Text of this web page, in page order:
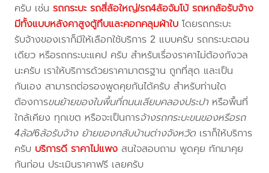
ครับ เช่นรถกระบะ รถสี่ล้อใหญ่/รถ4ล้อจัมโบ้ รถหกล้อรับจ้าง
มีทั้งแบบหลังคาสูงตู้ทึบและคอกคลุมผ้าใบ โดยรถกระบะ
รับจ้างของเราก็มีให้เลือกใช้บริการ 2 แบบครับ รถกระบะตอน
เดียว หรือรถกระบะแคป ครับ สำหรับเรื่องราคาไม่ต้องกังวล
นะครับ เราให้บริการด้วยราคามาตรฐาน ถูกที่สุด และเป็น
กันเอง สามารถต่อรองพูดคุยกันได้ครับ สำหรับท่านใด
ต้องการขนย้ายของในพื้นที่ถนนเลียบคลองประปาหรือพื้นที่
ใกล้เคียง ทุกเขต หรือจะเป็นการจ้างรถกระบะขนของหรือรถ
4ล้อ/6ล้อรับจ้าง ย้ายของกลับบ้านต่างจังหวัด เราก็ให้บริการ
ครับ บริการดี ราคาไม่แพง สนใจสอบถาม พูดคุย ทักมาคุย
กันก่อน ประเมินราคาฟรี เลยครับ